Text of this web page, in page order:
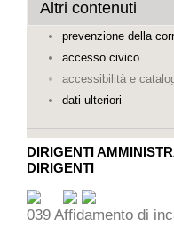
Altri contenuti
prevenzione della
accesso civico
accessibilità e
dati ulteriori
DIRIGENTI
DIRIGENTI
039 Affidamento di